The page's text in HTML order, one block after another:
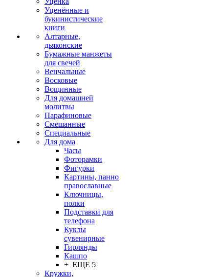
Уценённые и
букинистические
книги
Алтарные,
дьяконские
Бумажные манжеты
для свечей
Венчальные
Восковые
Вощинные
Для домашней
молитвы
Парафиновые
Смешанные
Специальные
Для дома
Часы
Фоторамки
Фигурки
Картины, панно
православные
Ключницы,
полки
Подставки для
телефона
Куклы
сувенирные
Гирлянды
Кашпо
+ ЕЩЕ 5
Кружки,